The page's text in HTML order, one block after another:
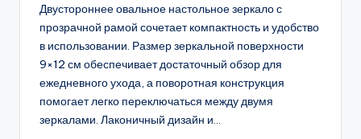
Двустороннее овальное настольное зеркало с
прозрачной рамой сочетает компактность и удобство
в использовании. Размер зеркальной поверхности
9×12 см обеспечивает достаточный обзор для
ежедневного ухода, а поворотная конструкция
помогает легко переключаться между двумя
зеркалами. Лаконичный дизайн и...